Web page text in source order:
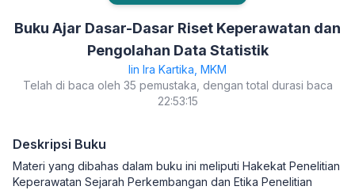
Buku Ajar Dasar-Dasar Riset Keperawatan dan
Pengolahan Data Statistik
Iin Ira Kartika, MKM
Telah di baca oleh 35 pemustaka, dengan total durasi baca
22:53:15
Deskripsi Buku
Materi yang dibahas dalam buku ini meliputi Hakekat Penelitian
Keperawatan Sejarah Perkembangan dan Etika Penelitian